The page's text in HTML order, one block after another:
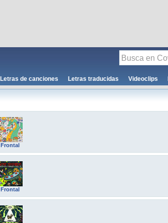
Letras de canciones Letras traducidas Videoclips
Frontal
Frontal